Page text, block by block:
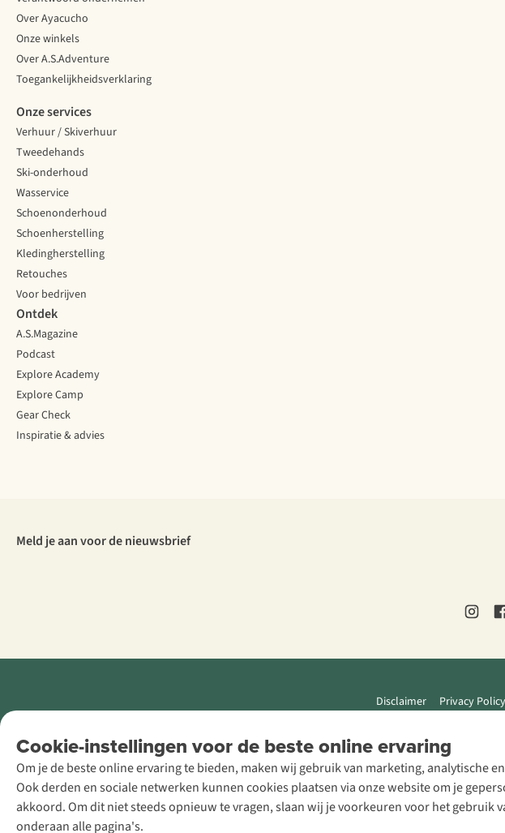
Cookie-instellingen voor de beste online ervaring
Om je de beste online ervaring te bieden, maken wij gebruik van marketing, analytische
Ook derden en sociale netwerken kunnen cookies plaatsen via onze website om je
akkoord. Om dit niet steeds opnieuw te vragen, slaan wij je voorkeuren voor het
onderaan alle pagina's.
Over Ayacucho
Onze winkels
Over A.S.Adventure
Toegankelijkheidsverklaring
Onze services
Verhuur / Skiverhuur
Tweedehands
Ski-onderhoud
Wasservice
Schoenonderhoud
Schoenherstelling
Kledingherstelling
Retouches
Voor bedrijven
Ontdek
A.S.Magazine
Podcast
Explore Academy
Explore Camp
Gear Check
Inspiratie & advies
Meld je aan voor de nieuwsbrief
Disclaimer Privacy Policy
Retail Concepts
NV,
Smallandlaan
9, B-2660
Hoboken